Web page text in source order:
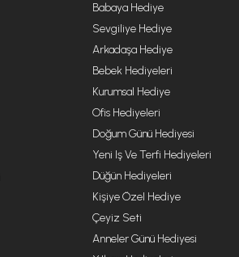
Babaya Hediye
Sevgiliye Hediye
Arkadaşa Hediye
Bebek Hediyeleri
Kurumsal Hediye
Ofis Hediyeleri
Doğum Günü Hediyesi
Yeni Iş Ve Terfi Hediyeleri
Düğün Hediyeleri
Kişiye Özel Hediye
Çeyiz Seti
Anneler Günü Hediyesi